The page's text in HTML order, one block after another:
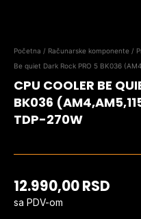
Početna / Računarske komponente /
Be quiet Dark Rock PRO 5 BK036
CPU COOLER BE
BK036
TDP-270W
12.990,00RSD
sa PDV-om